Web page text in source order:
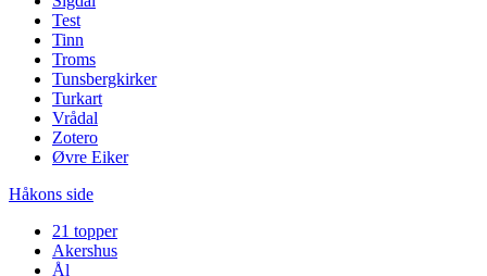
Test
Tinn
Troms
Tunsbergkirker
Turkart
Vrådal
Zotero
Øvre Eiker
Håkons side
21 topper
Akershus
Ål